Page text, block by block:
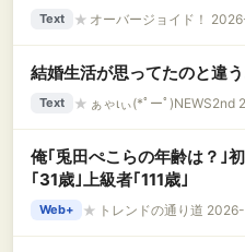
ってしまった………
Text ★ オーバージョイド！
結婚生活が思ってたのと違
Text ★ ぁゃιぃ(*ﾟーﾟ
俺｢兎田ぺこらの年齢は？｣
｢31歳｣上級者｢111歳｣
Web+ ★ トレンドの通り道